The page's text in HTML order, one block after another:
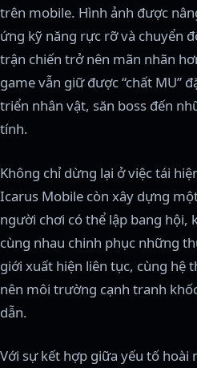
trên mobile. Hình ảnh được
ứng kỹ năng rực rỡ và chuyển
trận chiến trở nên mãn nhãn
game vẫn giữ được “chất MU”
triển nhân vật, săn boss đến
tính.
Không chỉ dừng lại ở việc tái
Icarus Mobile còn xây dựng
người chơi có thể lập bang hội,
cùng nhau chinh phục những
giới xuất hiện liên tục, cùng hệ
nên môi trường cạnh tranh
dẫn.
Với sự kết hợp giữa yếu tố hoài